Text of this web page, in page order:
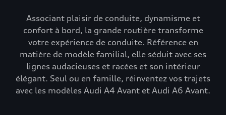
Associant plaisir de conduite, dynamisme et
confort à bord, la grande routière transforme
votre expérience de conduite. Référence en
matière de modèle familial, elle séduit avec ses
lignes audacieuses et racées et son intérieur
élégant. Seul ou en famille, réinventez vos trajets
avec les modèles Audi A4 Avant et Audi A6 Avant.